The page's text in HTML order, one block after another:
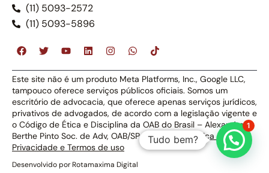
(11) 5093-2572
(11) 5093-5896
Este site não é um produto Meta Platforms, Inc., Google LLC,
tampouco oferece serviços públicos oficiais. Somos um
escritório de advocacia, que oferece apenas serviços jurídicos,
privativos de advogados, de acordo com a legislação vigente e
o Código de Ética e Disciplina da OAB do Brasil – Alexandre
Berthe Pinto Soc. de Adv, OAB/SP nº 22477 –Política de
Privacidade e Termos de uso
Desenvolvido porRotamaxima Digital
Tudo bem?
1